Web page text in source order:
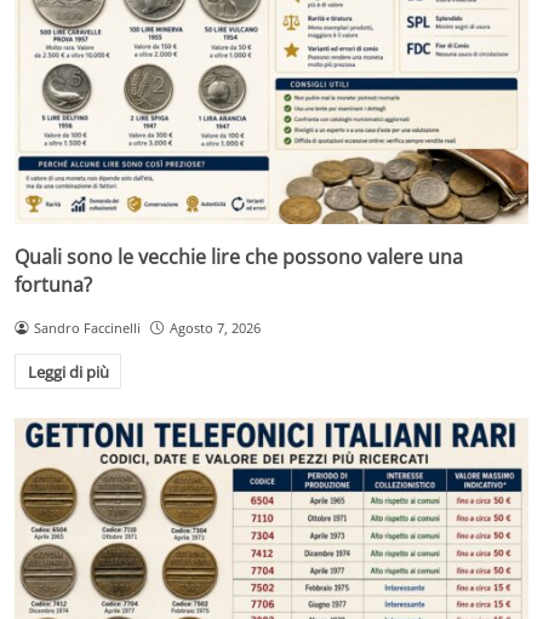
Quali sono le vecchie lire che possono valere una
fortuna?
Sandro Faccinelli Agosto 7, 2026
Leggi di più